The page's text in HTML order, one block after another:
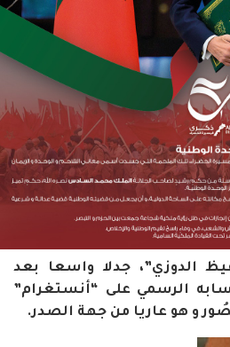
الدوزي”، جدلا واسعا بعد
الرسمي على “أنستغرام”
و هو عاريا من جهة الصدر.